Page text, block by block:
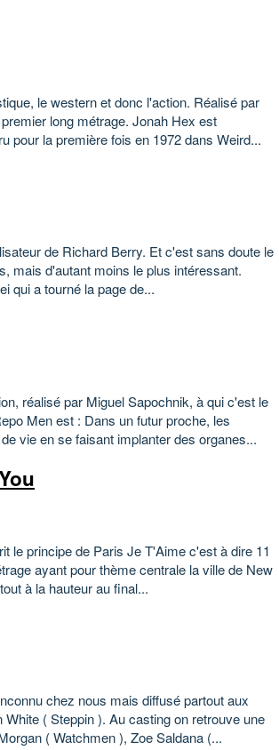
le western et donc l'action. Réalisé par
long métrage. Jonah Hex est
pour la première fois en 1972 dans Weird...
de Richard Berry. Et c'est sans doute le
mais d'autant moins le plus intéressant.
qui a tourné la page de...
réalisé par Miguel Sapochnik, à qui c'est le
Men est : Dans un futur proche, les
vie en se faisant implanter des organes...
le principe de Paris Je T'Aime c'est à dire 11
ayant pour thème centrale la ville de New
à la hauteur au final...
chez nous mais diffusé partout aux
( Steppin ). Au casting on retrouve une
( Watchmen ), Zoe Saldana (...